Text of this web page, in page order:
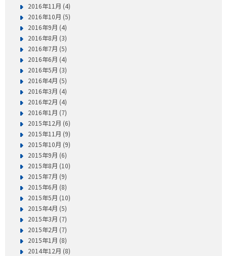
2016年11月 (4)
2016年10月 (5)
2016年9月 (4)
2016年8月 (3)
2016年7月 (5)
2016年6月 (4)
2016年5月 (3)
2016年4月 (5)
2016年3月 (4)
2016年2月 (4)
2016年1月 (7)
2015年12月 (6)
2015年11月 (9)
2015年10月 (9)
2015年9月 (6)
2015年8月 (10)
2015年7月 (9)
2015年6月 (8)
2015年5月 (10)
2015年4月 (5)
2015年3月 (7)
2015年2月 (7)
2015年1月 (8)
2014年12月 (8)